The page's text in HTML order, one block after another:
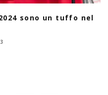
sono un tuffo nel